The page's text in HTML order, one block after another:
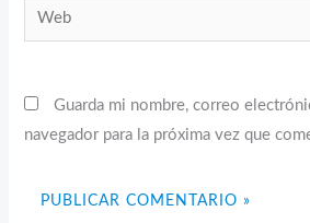
Web
Guarda mi nombre, correo
navegador para la próxima vez que